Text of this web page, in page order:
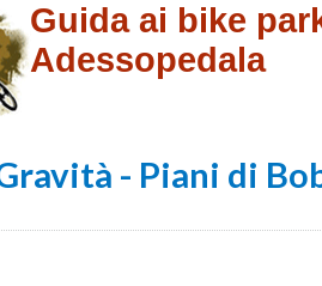
Guida ai bike
Adessopedala
- Piani di